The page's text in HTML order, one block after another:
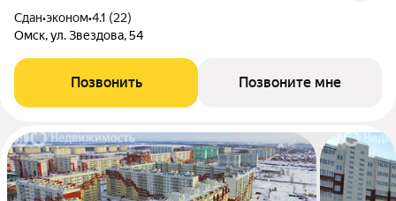
Сдан•эконом•4.1 (22)
Омск, ул. Звездова, 54
Позвонить Позвоните мне